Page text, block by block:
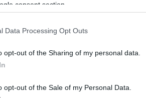
consent section.
Data Processing Opt Outs
opt-out of the Sharing of my personal data.
opt-out of the Sale of my Personal Data.
figyelhető meg az égbolton, bár
látszódnak csak.
döntő részén ugyanis ekkor még
tehát csak kevés felhő lehet az